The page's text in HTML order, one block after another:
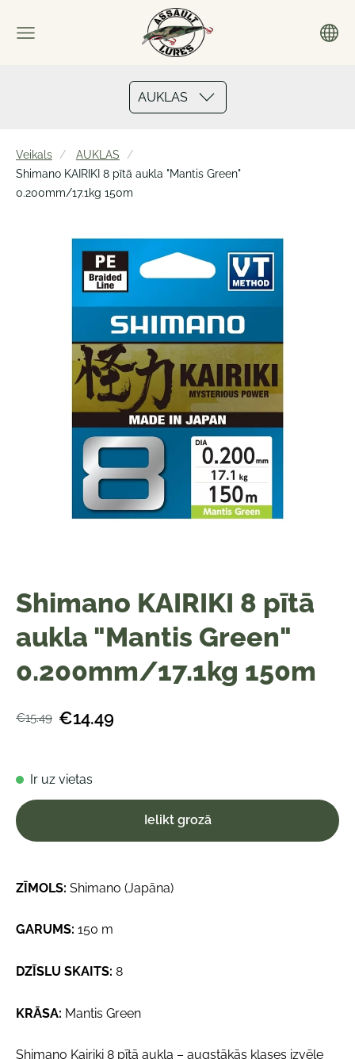
AUKLAS
Veikals
AUKLAS
Shimano KAIRIKI 8 pītā aukla "Mantis Green"
0.200mm/17.1kg 150m
Shimano KAIRIKI 8 pītā
aukla "Mantis Green"
0.200mm/17.1kg 150m
€15.49 €14.49
Ir uz vietas
Ielikt grozā
ZĪMOLS: Shimano (Japāna)
GARUMS: 150 m
DZĪSLU SKAITS: 8
KRĀSA: Mantis Green
Shimano Kairiki 8 pītā aukla – augstākās klases izvēle